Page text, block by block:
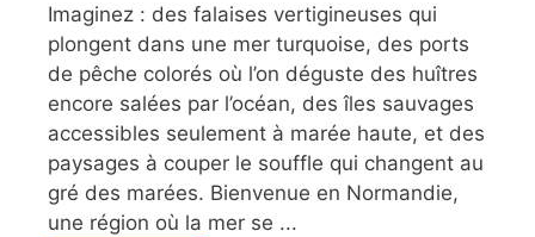
Imaginez : des falaises vertigineuses qui
plongent dans une mer turquoise, des ports
de pêche colorés où l’on déguste des huîtres
encore salées par l’océan, des îles sauvages
accessibles seulement à marée haute, et des
paysages à couper le souffle qui changent au
gré des marées. Bienvenue en Normandie,
une région où la mer se ...